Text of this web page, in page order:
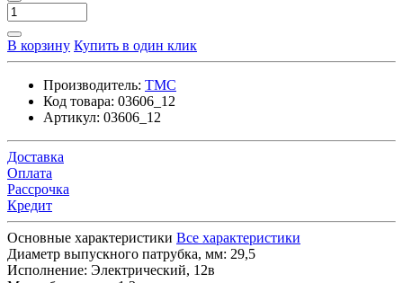
В корзину Купить в один клик
Производитель: TMC
Код товара: 03606_12
Артикул: 03606_12
Доставка
Оплата
Рассрочка
Кредит
Основные характеристики Все характеристики
Диаметр выпускного патрубка, мм: 29,5
Исполнение: Электрический, 12в